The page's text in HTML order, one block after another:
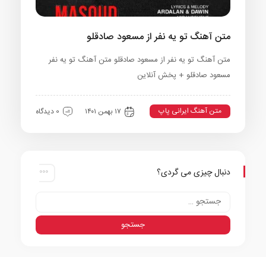
متن آهنگ تو یه نفر از مسعود صادقلو
متن آهنگ تو یه نفر از مسعود صادقلو متن آهنگ تو یه نفر
مسعود صادقلو + پخش آنلاین
متن آهنگ ایرانی پاپ ۱۷ بهمن ۱۴۰۱ 0 دیدگاه
دنبال چیزی می گردی؟